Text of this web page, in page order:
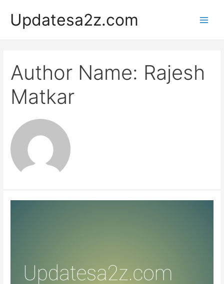
content
Updatesa2z.com
Author Name: Rajesh
Matkar